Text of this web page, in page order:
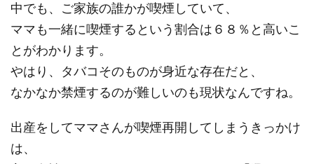
中でも、ご家族の誰かが喫煙していて、
ママも一緒に喫煙するという割合は６８％と高いこ
とがわかります。
やはり、タバコそのものが身近な存在だと、
なかなか禁煙するのが難しいのも現状なんですね。
出産をしてママさんが喫煙再開してしまうきっかけ
は、